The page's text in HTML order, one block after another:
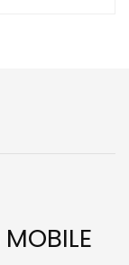
MOBILE